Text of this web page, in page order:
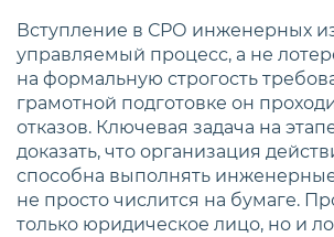
Вступление в СРО инженерных
управляемый процесс, а не
на формальную строгость
грамотной подготовке он
отказов. Ключевая задача на
доказать, что организация
способна выполнять
не просто числится на бумаге.
только юридическое лицо, но и